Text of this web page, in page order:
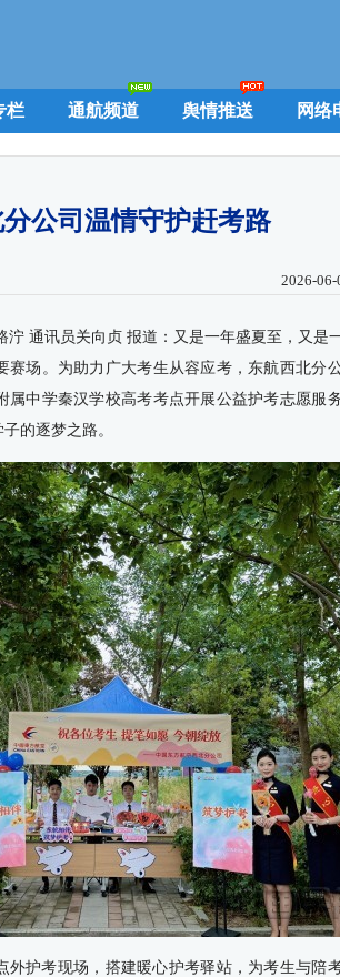
栏 通航频道 舆情推送 网络
公司温情守护赶考路
2026-
泞 通讯员关向贞 报道：又是一年盛夏至，又是
赛场。为助力广大考生从容应考，东航西北分
属中学秦汉学校高考考点开展公益护考志愿服
的逐梦之路。
外护考现场，搭建暖心护考驿站，为考生与陪